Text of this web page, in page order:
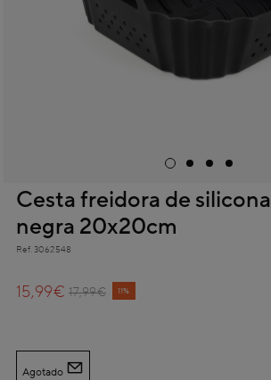
Cesta freidora de silicona
negra 20x20cm
Ref. 3062548
Price reduced from
17,99€
to 11%
15,99€
Agotado